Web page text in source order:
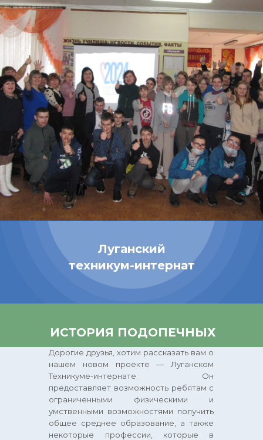
Луганский
техникум-интернат
Дорогие друзья, хотим рассказать вам о
нашем новом проекте — Луганском
Техникуме-интернате. Он
предоставляет возможность ребятам с
ограниченными физическими и
умственными возможностями получить
общее среднее образование, а также
некоторые профессии, которые в
ИСТОРИЯ ПОДОПЕЧНЫХ